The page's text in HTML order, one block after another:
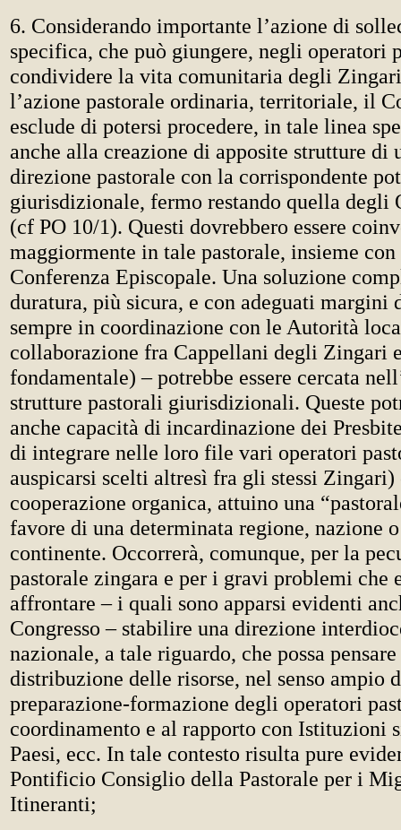
6. Considerando importante l’azione di
specifica, che può giungere, negli operatori
condividere la vita comunitaria degli
l’azione pastorale ordinaria, territoriale, il
esclude di potersi procedere, in tale linea
anche alla creazione di apposite strutture di
direzione pastorale con la corrispondente
giurisdizionale, fermo restando quella degli
(cf PO 10/1). Questi dovrebbero essere
maggiormente in tale pastorale, insieme
Conferenza Episcopale. Una soluzione
duratura, più sicura, e con adeguati margini
sempre in coordinazione con le Autorità
collaborazione fra Cappellani degli Zingari
fondamentale) – potrebbe essere cercata
strutture pastorali giurisdizionali. Queste
anche capacità di incardinazione dei
di integrare nelle loro file vari operatori
auspicarsi scelti altresì fra gli stessi Zingari)
cooperazione organica, attuino una
favore di una determinata regione, nazione
continente. Occorrerà, comunque, per la
pastorale zingara e per i gravi problemi che
affrontare – i quali sono apparsi evidenti
Congresso – stabilire una direzione
nazionale, a tale riguardo, che possa
distribuzione delle risorse, nel senso ampio
preparazione-formazione degli operatori
coordinamento e al rapporto con
Paesi, ecc. In tale contesto risulta pure
Pontificio Consiglio della Pastorale per i
Itineranti;